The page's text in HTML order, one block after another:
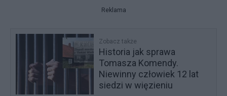
Reklama
Zobacz także
Historia jak sprawa
Tomasza Komendy.
Niewinny człowiek 12 lat
siedzi w więzieniu